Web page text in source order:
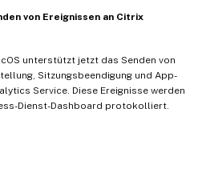
von Ereignissen an Citrix
unterstützt jetzt das Senden von
Sitzungsbeendigung und App-
Service. Diese Ereignisse werden
Dienst-Dashboard protokolliert.